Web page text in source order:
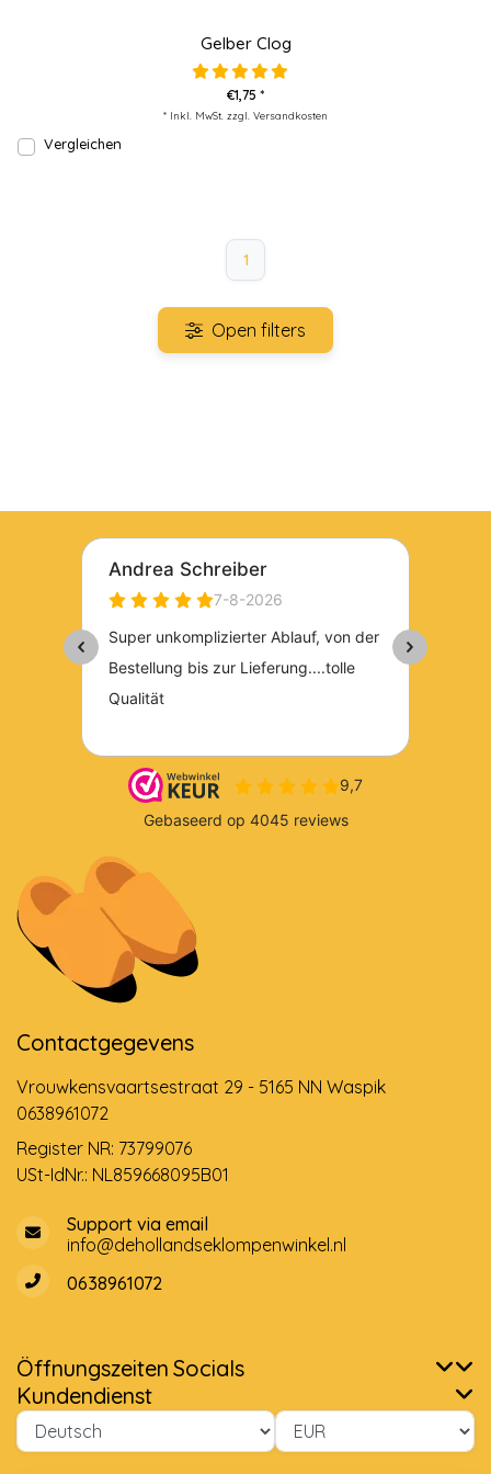
Gelber Clog
€1,75 *
* Inkl. MwSt. zzgl. Versandkosten
Vergleichen
1
Open filters
Contactgegevens
Vrouwkensvaartsestraat 29 - 5165 NN Waspik
0638961072
Register NR: 73799076
USt-IdNr.: NL859668095B01
Support via email
info@dehollandseklompenwinkel.nl
0638961072
Öffnungszeiten Socials
Kundendienst